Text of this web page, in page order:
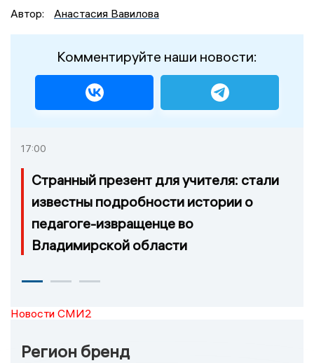
Автор:
Анастасия Вавилова
Комментируйте наши новости:
17:00
Странный презент для учителя: стали
известны подробности истории о
педагоге-извращенце во
Владимирской области
Новости СМИ2
Регион бренд